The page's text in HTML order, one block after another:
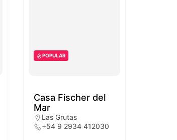
POPULAR
Casa Fischer del
Mar
Las Grutas
+54 9 2934 412030